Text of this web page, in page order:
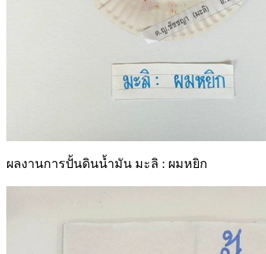
ผลงานการปั้นดินน้ำมัน มะลิ : ผมหยิก